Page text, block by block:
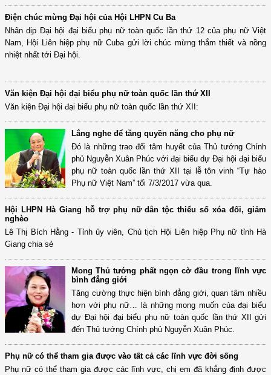
Điện chúc mừng Đại hội của Hội LHPN Cu Ba
Nhân dịp Đại hội đại biểu phụ nữ toàn quốc lần thứ 12 của phụ nữ Việt
Nam, Hội Liên hiệp phụ nữ Cuba gửi lời chúc mừng thắm thiết và nồng
nhiệt nhất tới Đại hội.
Văn kiện Đại hội đại biểu phụ nữ toàn quốc lần thứ XII
Văn kiện Đại hội đại biểu phụ nữ toàn quốc lần thứ XII:
Lắng nghe để tăng quyền năng cho phụ nữ
Đó là những trao đổi tâm huyết của Thủ tướng Chính
phủ Nguyễn Xuân Phúc với đại biểu dự Đại hội đại biểu
phụ nữ toàn quốc lần thứ XII tại lễ tôn vinh “Tự hào
Phụ nữ Việt Nam” tối 7/3/2017 vừa qua.
Hội LHPN Hà Giang hỗ trợ phụ nữ dân tộc thiểu số xóa đối, giảm
nghèo
Lê Thị Bích Hằng - Tỉnh ủy viên, Chủ tịch Hội Liên hiệp Phụ nữ tỉnh Hà
Giang chia sẻ
Mong Thủ tướng phất ngọn cờ đầu trong lĩnh vực
bình đẳng giới
Tăng cường thực hiện bình đẳng giới, quan tâm nhiều
hơn với phụ nữ… là những mong muốn của đại biểu
dự Đại hội đại biểu phụ nữ toàn quốc lần thứ XII gửi
đến Thủ tướng Chính phủ Nguyễn Xuân Phúc.
Phụ nữ có thể tham gia được vào tất cả các lĩnh vực đời sống
Phụ nữ có thể tham gia được các lĩnh vực, chị em đã khẳng định được